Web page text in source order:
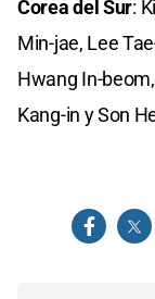
Corea del Sur:
Min-jae, Lee
Hwang In-
Kang-in y Son